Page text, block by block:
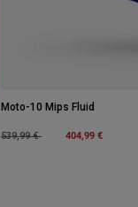
Moto-10 Mips Fluid
Price reduced from
539,99 €to 404,99 €